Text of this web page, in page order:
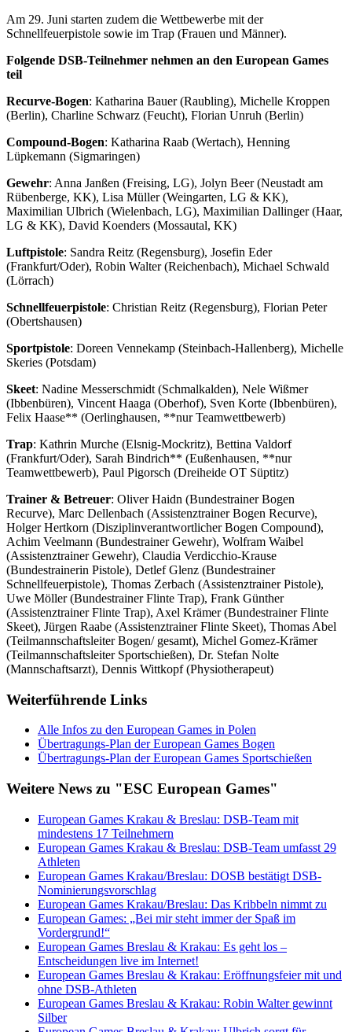
Am 29. Juni starten zudem die Wettbewerbe mit der
Schnellfeuerpistole sowie im Trap (Frauen und Männer).
Folgende DSB-Teilnehmer nehmen an den European Games
teil
Recurve-Bogen: Katharina Bauer (Raubling), Michelle Kroppen
(Berlin), Charline Schwarz (Feucht), Florian Unruh (Berlin)
Compound-Bogen: Katharina Raab (Wertach), Henning
Lüpkemann (Sigmaringen)
Gewehr: Anna Janßen (Freising, LG), Jolyn Beer (Neustadt am
Rübenberge, KK), Lisa Müller (Weingarten, LG & KK),
Maximilian Ulbrich (Wielenbach, LG), Maximilian Dallinger (Haar,
LG & KK), David Koenders (Mossautal, KK)
Luftpistole: Sandra Reitz (Regensburg), Josefin Eder
(Frankfurt/Oder), Robin Walter (Reichenbach), Michael Schwald
(Lörrach)
Schnellfeuerpistole: Christian Reitz (Regensburg), Florian Peter
(Obertshausen)
Sportpistole: Doreen Vennekamp (Steinbach-Hallenberg), Michelle
Skeries (Potsdam)
Skeet: Nadine Messerschmidt (Schmalkalden), Nele Wißmer
(Ibbenbüren), Vincent Haaga (Oberhof), Sven Korte (Ibbenbüren),
Felix Haase** (Oerlinghausen, **nur Teamwettbewerb)
Trap: Kathrin Murche (Elsnig-Mockritz), Bettina Valdorf
(Frankfurt/Oder), Sarah Bindrich** (Eußenhausen, **nur
Teamwettbewerb), Paul Pigorsch (Dreiheide OT Süptitz)
Trainer & Betreuer: Oliver Haidn (Bundestrainer Bogen
Recurve), Marc Dellenbach (Assistenztrainer Bogen Recurve),
Holger Hertkorn (Disziplinverantwortlicher Bogen Compound),
Achim Veelmann (Bundestrainer Gewehr), Wolfram Waibel
(Assistenztrainer Gewehr), Claudia Verdicchio-Krause
(Bundestrainerin Pistole), Detlef Glenz (Bundestrainer
Schnellfeuerpistole), Thomas Zerbach (Assistenztrainer Pistole),
Uwe Möller (Bundestrainer Flinte Trap), Frank Günther
(Assistenztrainer Flinte Trap), Axel Krämer (Bundestrainer Flinte
Skeet), Jürgen Raabe (Assistenztrainer Flinte Skeet), Thomas Abel
(Teilmannschaftsleiter Bogen/ gesamt), Michel Gomez-Krämer
(Teilmannschaftsleiter Sportschießen), Dr. Stefan Nolte
(Mannschaftsarzt), Dennis Wittkopf (Physiotherapeut)
Weiterführende Links
Alle Infos zu den European Games in Polen
Übertragungs-Plan der European Games Bogen
Übertragungs-Plan der European Games Sportschießen
Weitere News zu "ESC European Games"
European Games Krakau & Breslau: DSB-Team mit
mindestens 17 Teilnehmern
European Games Krakau & Breslau: DSB-Team umfasst 29
Athleten
European Games Krakau/Breslau: DOSB bestätigt DSB-
Nominierungsvorschlag
European Games Krakau/Breslau: Das Kribbeln nimmt zu
European Games: „Bei mir steht immer der Spaß im
Vordergrund!“
European Games Breslau & Krakau: Es geht los –
Entscheidungen live im Internet!
European Games Breslau & Krakau: Eröffnungsfeier mit und
ohne DSB-Athleten
European Games Breslau & Krakau: Robin Walter gewinnt
Silber